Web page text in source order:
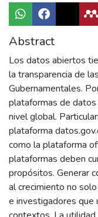
Abstract
Los datos abiertos
la transparencia de
Gubernamentales.
plataformas de
nivel global.
plataforma
como la plataforma
plataformas deben
propósitos. Generar
al crecimiento no
e investigadores